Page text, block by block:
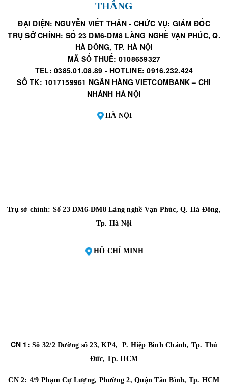
THẮNG
ĐẠI DIỆN: NGUYỄN VIẾT THẢN - CHỨC VỤ: GIÁM ĐỐC
TRỤ SỞ CHÍNH: SỐ 23 DM6-DM8 LÀNG NGHỀ VẠN PHÚC, Q.
HÀ ĐÔNG, TP. HÀ NỘI
MÃ SỐ THUẾ: 0108659327
TEL: 0385.01.08.89 - HOTLINE: 0916.232.424
SỐ TK: 1017159961 NGÂN HÀNG VIETCOMBANK – CHI
NHÁNH HÀ NỘI
HÀ NỘI
Trụ sở chính: Số 23 DM6-DM8 Làng nghề Vạn Phúc, Q. Hà Đông,
Tp. Hà Nội
HỒ CHÍ MINH
CN 1: Số 32/2 Đường số 23, KP4, P. Hiệp Bình Chánh, Tp. Thủ
Đức, Tp. HCM
CN 2: 4/9 Phạm Cự Lượng, Phường 2, Quận Tân Bình, Tp. HCM